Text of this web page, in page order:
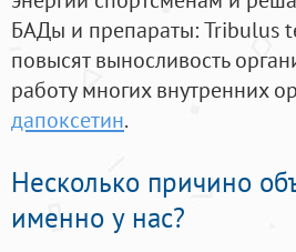
БАДы и препараты:Tribulus
повысят выносливость
работу многих внутренних
дапоксетин.
Несколько причино
именно у нас?